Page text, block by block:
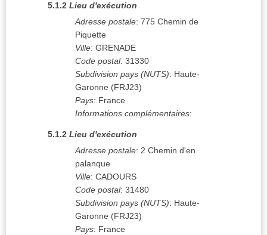
5.1.2 Lieu d'exécution
Adresse postale: 775 Chemin de
Piquette
Ville: GRENADE
Code postal: 31330
Subdivision pays (NUTS): Haute-
Garonne (FRJ23)
Pays: France
Informations complémentaires:
5.1.2 Lieu d'exécution
Adresse postale: 2 Chemin d'en
palanque
Ville: CADOURS
Code postal: 31480
Subdivision pays (NUTS): Haute-
Garonne (FRJ23)
Pays: France